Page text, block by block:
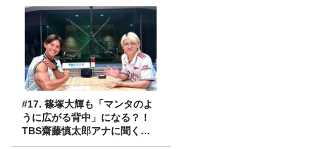
#17. 篠塚大輝も「マンタのよ
うに広がる背中」になる？！
TBS齋藤慎太郎アナに聞くメ
ンズフィジークの魅力！！